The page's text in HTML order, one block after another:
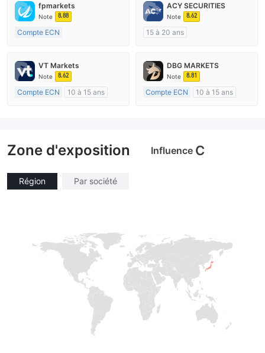
fpmarkets
Note 8.88
Compte ECN
Market Making (MM)
Etiquette principale MT4
ACY SECURITIES
Note 8.62
15 à 20 ans
Market Making (MM)
Etiquette principale MT4
VT Markets
Note 8.62
Compte ECN
10 à 15 ans
DBG MARKETS
Note 8.81
Compte ECN
10 à 15 ans
Zone d'exposition Influence C
Région Par société